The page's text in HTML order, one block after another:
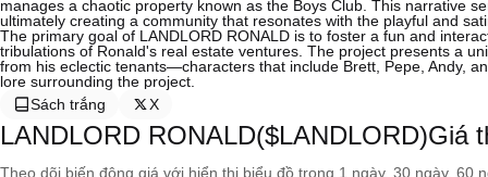
manages a chaotic property known as the Boys Club. This narrative
ultimately creating a community that resonates with the playful and
The primary goal of LANDLORD RONALD is to foster a fun and
tribulations of Ronald's real estate ventures. The project presents a
from his eclectic tenants—characters that include Brett, Pepe, Andy,
lore surrounding the project.
Sách trắng
X
LANDLORD RONALD($LANDLORD)Giá
Theo dõi biến động giá với hiển thị biểu đồ trong 1 ngày, 30 ngày,